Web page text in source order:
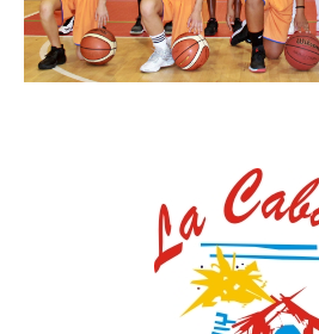
Inscrições
Mais